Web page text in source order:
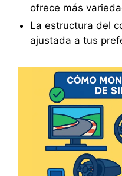
ofrece más
La estructura del
ajustada a tus